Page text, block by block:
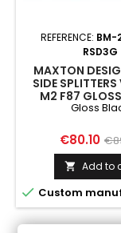
REFERENCE:
RSD3G
MAXTON
SIDE
M2 F87
Gloss
Price
€80.10
 Add to
 Custom